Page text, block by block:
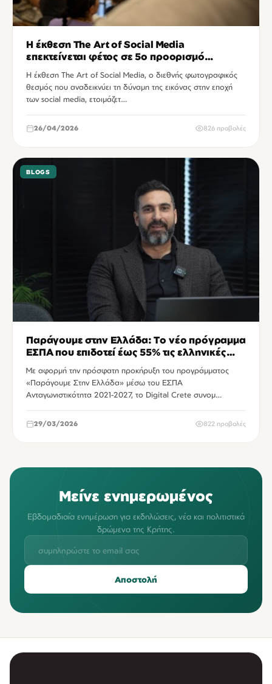
Η έκθεση The Art of Social Media
επεκτείνεται φέτος σε 5ο προορισμό
έκπληξη
Η έκθεση The Art of Social Media, ο διεθνής φωτογραφικός
θεσμός που αναδεικνύει τη δύναμη της εικόνας στην εποχή
των social media, ετοιμάζετ…
26/04/2026 826 προβολές
BLOGS
Παράγουμε στην Ελλάδα: Το νέο πρόγραμμα
ΕΣΠΑ που επιδοτεί έως 55% τις ελληνικές
μεταποιητικές επιχειρήσεις
Με αφορμή την πρόσφατη προκήρυξη του προγράμματος
«Παράγουμε Στην Ελλάδα» μέσω του ΕΣΠΑ
Ανταγωνιστικότητα 2021-2027, το Digital Crete συνομ…
29/03/2026 822 προβολές
Μείνε ενημερωμένος
Εβδομαδιαία ενημέρωση για εκδηλώσεις, νέα και πολιτιστικά
δρώμενα της Κρήτης.
Αποστολή